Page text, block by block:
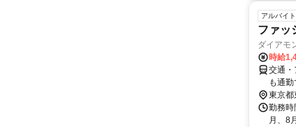
アルバイ
ファッ
ダイアモ
時給
交通・
も通
東京都
勤務
月、8